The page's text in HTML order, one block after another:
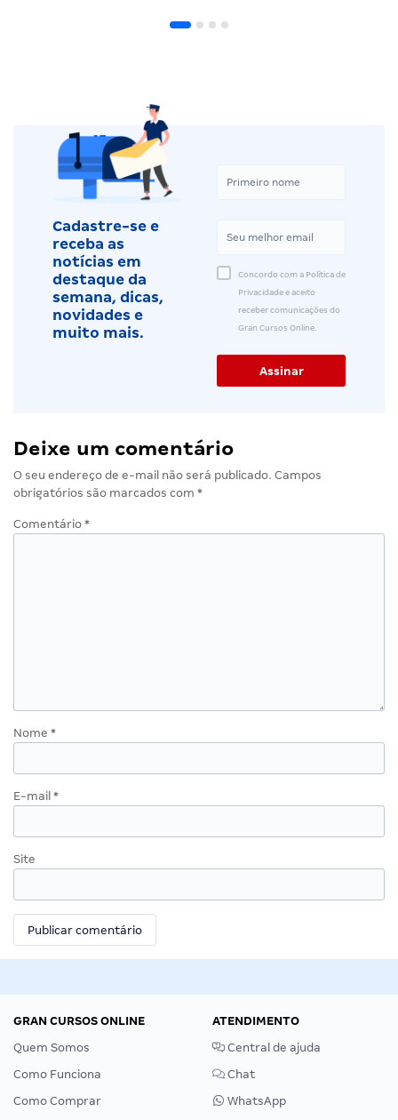
Cadastre-se e
receba as
notícias em
destaque da
semana, dicas,
novidades e
muito mais.
Concordo com a Política de
Privacidade e aceito
receber comunicações do
Gran Cursos Online.
Deixe um comentário
O seu endereço de e-mail não será publicado. Campos
obrigatórios são marcados com *
Comentário *
Nome *
E-mail *
Site
GRAN CURSOS ONLINE
Quem Somos
Como Funciona
Como Comprar
ATENDIMENTO
Central de ajuda
Chat
WhatsApp